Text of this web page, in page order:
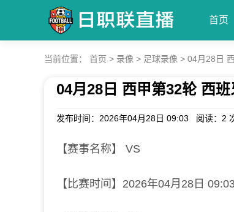
首页
当前位置： 首页 > 录像 > 足球录像 > 04月28日
04月28日 西甲第32轮 西
发布时间：2026年04月28日 09:03 阅读： 2
【赛事名称】 VS
【比赛时间】2026年04月28日